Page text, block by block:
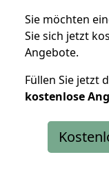
Sie möchten
Sie sich jetzt
Angebote.
Füllen Sie jetzt
kostenlose